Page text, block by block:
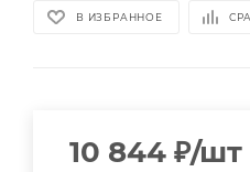
В ИЗБРАННОЕ
10 844 ₽/шт